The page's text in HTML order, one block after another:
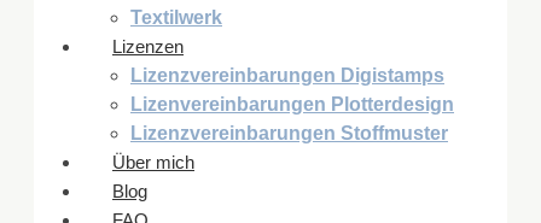
Textilwerk
Lizenzen
Lizenzvereinbarungen Digistamps
Lizenvereinbarungen Plotterdesign
Lizenzvereinbarungen Stoffmuster
Über mich
Blog